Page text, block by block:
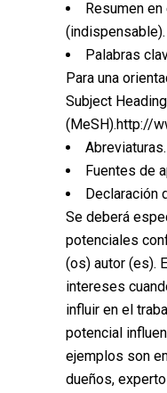
Resumen
(indispensable).
Palabras
Para una
Subject
(MeSH).http://
Abreviaturas.
Fuentes de
Declaración
Se deberá
potenciales
(os) autor (es).
intereses
influir en el
potencial
ejemplos son
dueños,